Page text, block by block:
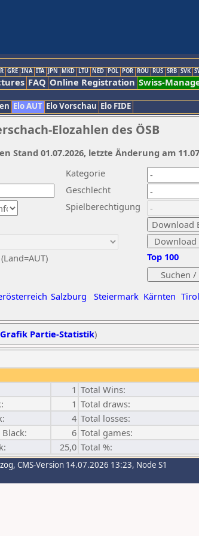
GRE INA ITA JPN MKD LTU NED POL POR ROU RUS SRB SVK
FAQ Online Registration Swiss-
Elo AUT Elo Vorschau Elo FIDE
Elozahlen des ÖSB
Kategorie
Geschlecht
Spielberechtigung
Salzburg Steiermark Kärnten Tirol
Top 100
Stand 01.07.2026, letzte Änderung am
Grafik Partie-Statistik)
1 Total Wins:
1 Total draws:
4 Total losses:
6 Total games:
25,0 Total %:
, CMS-Version 14.07.2026 13:23, Node S1